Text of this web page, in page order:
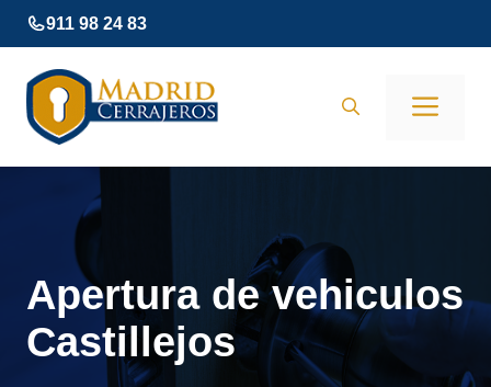
Saltar
al
contenido
911 98 24 83
Apertura de vehiculos
Castillejos